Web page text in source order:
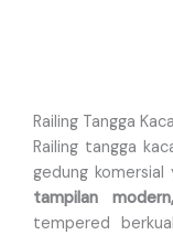
Railing Tangga
Railing tangga
gedung
tampilan
tempered